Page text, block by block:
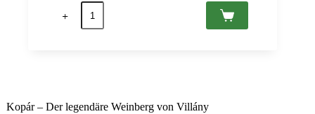
Solus
Merlot
2022
Kopár – Der legendäre Weinberg von Villány